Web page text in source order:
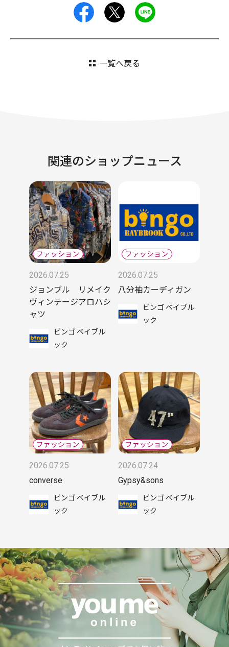
facebook
一覧へ戻る
関連のショップニュース
2026.07.25
ジョンブル リメイク
ヴィンテージアロハシ
ャツ
ビンゴ ベイブル
ック
2026.07.25
八分袖カーディガン
ビンゴ ベイブル
ック
2026.07.25
converse
ビンゴ ベイブル
ック
2026.07.24
Gypsy&sons
ビンゴ ベイブル
ック